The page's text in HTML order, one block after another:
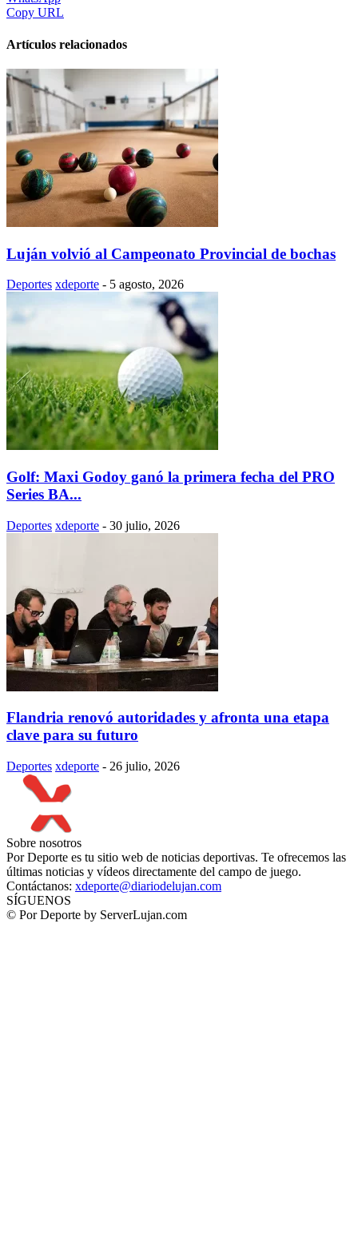
Copy URL
Artículos relacionados
Luján volvió al Campeonato Provincial de bochas
Deportes xdeporte - 5 agosto, 2026
Golf: Maxi Godoy ganó la primera fecha del PRO
Series BA...
Deportes xdeporte - 30 julio, 2026
Flandria renovó autoridades y afronta una etapa
clave para su futuro
Deportes xdeporte - 26 julio, 2026
Sobre nosotros
Por Deporte es tu sitio web de noticias deportivas. Te ofrecemos las
últimas noticias y vídeos directamente del campo de juego.
Contáctanos: xdeporte@diariodelujan.com
SÍGUENOS
© Por Deporte by ServerLujan.com